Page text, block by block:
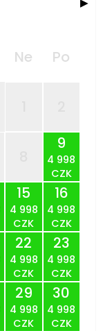
▶
Ne Po
9
4 998
CZK
15
4 998
CZK
16
4 998
CZK
22
4 998
CZK
23
4 998
CZK
29
4 998
CZK
30
4 998
CZK